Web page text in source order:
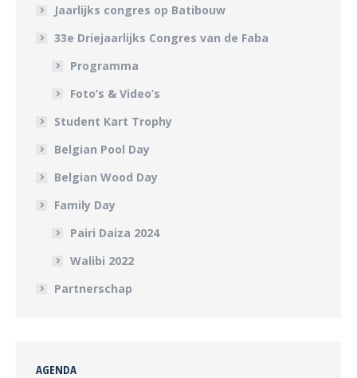
Jaarlijks congres op Batibouw
33e Driejaarlijks Congres van de Faba
Programma
Foto’s & Video’s
Student Kart Trophy
Belgian Pool Day
Belgian Wood Day
Family Day
Pairi Daiza 2024
Walibi 2022
Partnerschap
AGENDA